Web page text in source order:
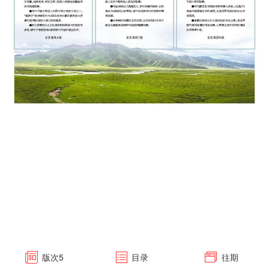
版次5 目录 往期